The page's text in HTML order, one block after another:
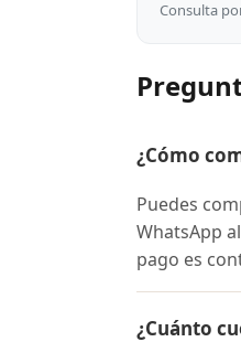
Consulta
¿Cómo
Puedes
WhatsApp
pago es
¿Cuánto